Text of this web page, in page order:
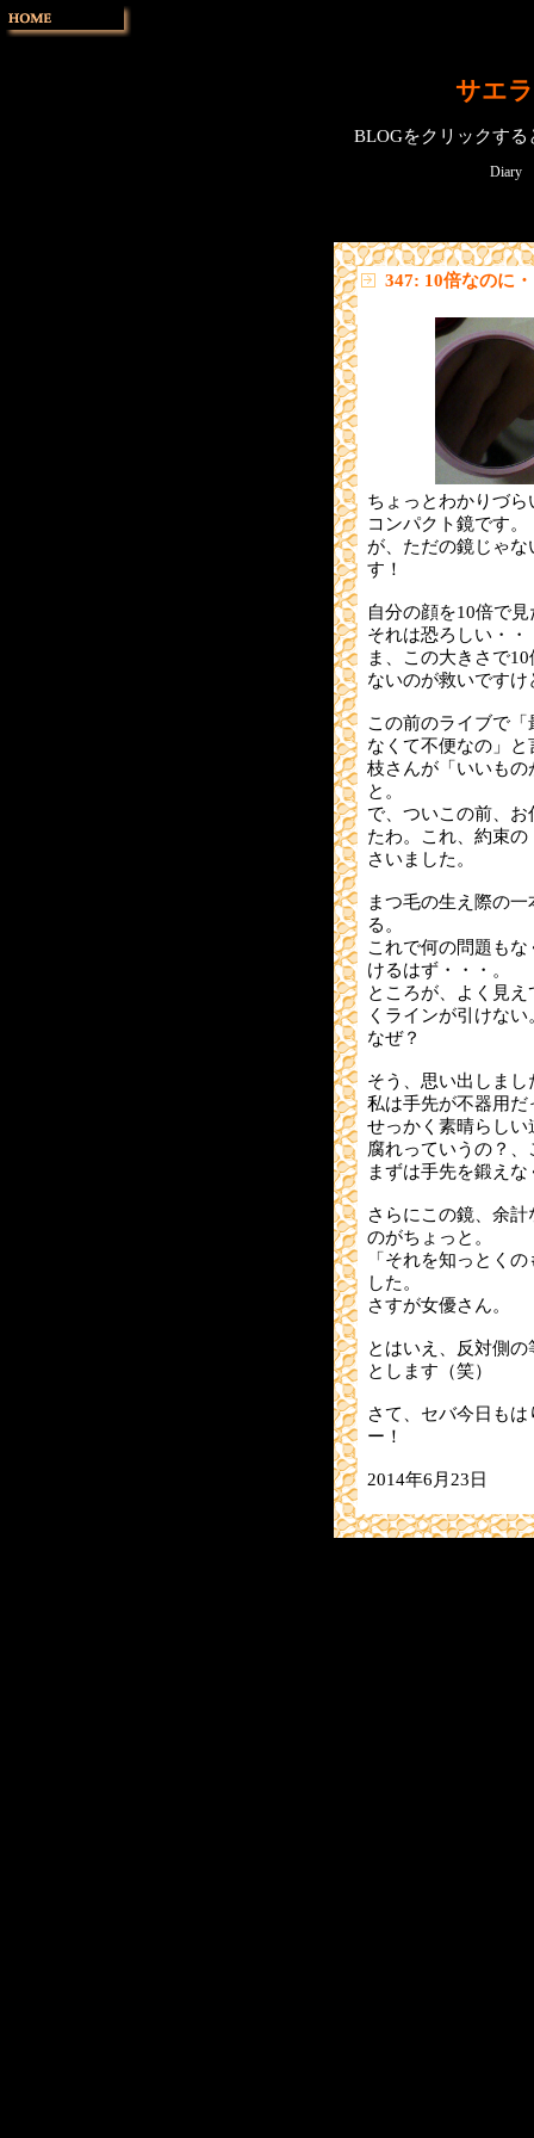
サエ
BLOGをクリックす
Diary
347: 10倍なのに
ちょっとわかりづら
コンパクト鏡です。
が、ただの鏡じゃ
す！
自分の顔を10倍で
それは恐ろしい・・
ま、この大きさで
ないのが救いですけ
この前のライブで
なくて不便なの」
枝さんが「いいも
と。
で、ついこの前、
たわ。これ、約束
さいました。
まつ毛の生え際の
る。
これで何の問題も
けるはず・・・。
ところが、よく見
くラインが引けない
なぜ？
そう、思い出しまし
私は手先が不器用だ
せっかく素晴らし
腐れっていうの？、
まずは手先を鍛えな
さらにこの鏡、余
のがちょっと。
「それを知っとく
した。
さすが女優さん。
とはいえ、反対側
とします（笑）
さて、セバ今日も
ー！
2014年6月23日